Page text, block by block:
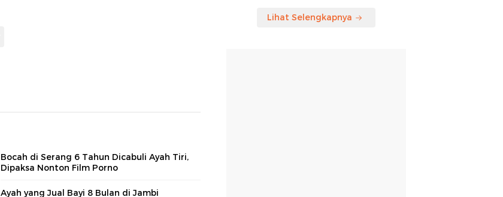
Bocah di Serang 6 Tahun Dicabuli Ayah Tiri,
Dipaksa Nonton Film Porno
Ayah yang Jual Bayi 8 Bulan di Jambi
Lihat Selengkapnya